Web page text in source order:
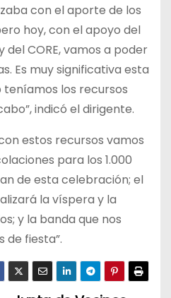
con el aporte de los
hoy, con el apoyo del
CORE, vamos a poder
Es muy significativa esta
los recursos
indicó el dirigente.
estos recursos vamos
para los 1.000
de esta celebración; el
la víspera y la
y la banda que nos
de fiesta”.